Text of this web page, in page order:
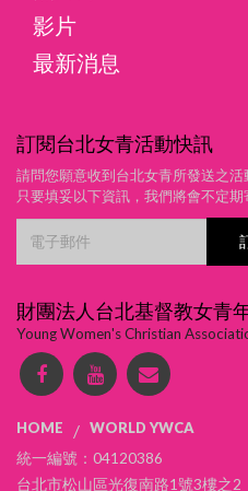
影片
最新消息
訂閱台北女青活動快訊
請問您願意收到台北女青所發送之活
只要填妥以下資訊，我們將會不定期
財團法人台北基督教女青
Young Women's Christian
HOME / WORLD YWCA
統一編號：04120386
台北市松山區光復南路1號3樓之